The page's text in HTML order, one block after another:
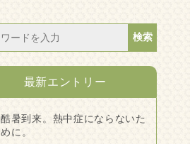
最新エントリー
酷暑到来。熱中症にならないた
めに。